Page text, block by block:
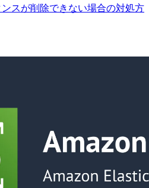
スが削除できない場合の対処方